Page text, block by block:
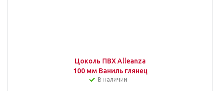
Цоколь ПВХ Alleanza
100 мм Ваниль глянец
В наличии